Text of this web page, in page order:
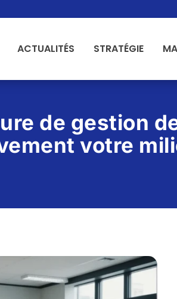
ACTUALITÉS STRATÉGIE
de gestion
votre